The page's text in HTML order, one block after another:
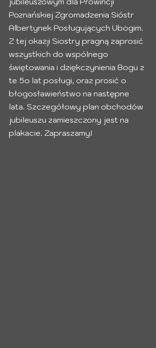
Poznańskiej Zgromadzenia Sióstr
Albertynek Posługujących Ubogim.
Z tej okazji Siostry pragną zaprosić
wszystkich do wspólnego
świętowania i dziękczynienia Bogu z
te 5o lat posługi, oraz prosić o
błogosławieństwo na następne
lata. Szczegółowy plan obchodów
jubileuszu zamieszczony jest na
plakacie. Zapraszamy!